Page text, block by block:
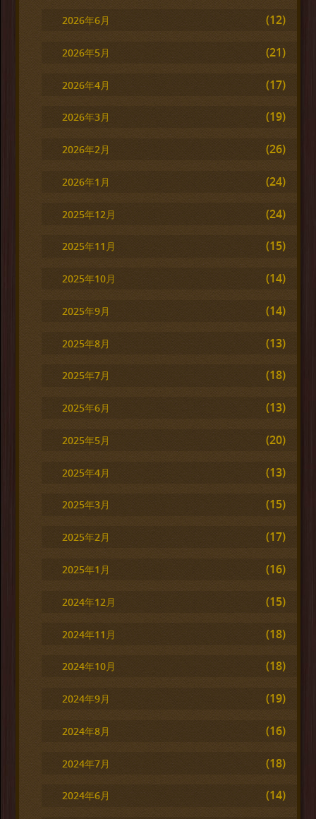
2026年6月 (12)
2026年5月 (21)
2026年4月 (17)
2026年3月 (19)
2026年2月 (26)
2026年1月 (24)
2025年12月 (24)
2025年11月 (15)
2025年10月 (14)
2025年9月 (14)
2025年8月 (13)
2025年7月 (18)
2025年6月 (13)
2025年5月 (20)
2025年4月 (13)
2025年3月 (15)
2025年2月 (17)
2025年1月 (16)
2024年12月 (15)
2024年11月 (18)
2024年10月 (18)
2024年9月 (19)
2024年8月 (16)
2024年7月 (18)
2024年6月 (14)